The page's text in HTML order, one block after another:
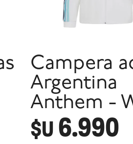
Campera
Argentina
Anthem -
$U6.990